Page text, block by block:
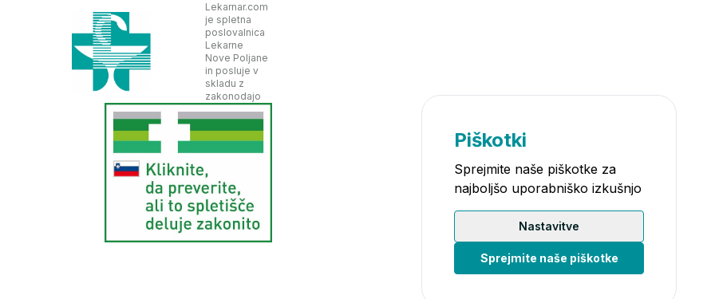
Lekarnar.com
je spletna
poslovalnica
Lekarne
Nove Poljane
in posluje v
skladu z
zakonodajo
Piškotki
Sprejmite naše piškotke za
najboljšo uporabniško izkušnjo
Nastavitve
Sprejmite naše piškotke